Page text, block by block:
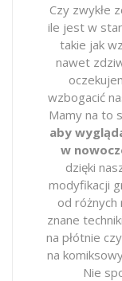
Czy zwykłe
ile jest w
takie jak
nawet
wzbogacić
Mamy na to
aby
w
dzięki
modyfikacji
od
znane
na płótnie
na
Nie